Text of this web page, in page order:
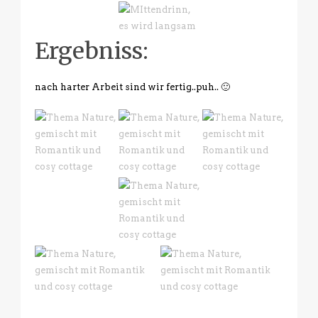
Ergebniss:
nach harter Arbeit sind wir fertig..puh.. 🙂